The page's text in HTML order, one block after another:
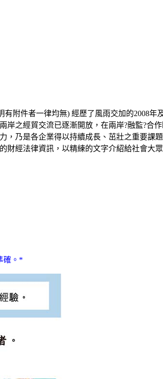
附件者一律均無) 經歷了風雨交加的2008年
之經貿交流已逐漸開放，在兩岸?融監?合
乃是各企業得以持續成長、茁壯之重要課
經法律資訊，以精練的文字介紹給社會大
確。*